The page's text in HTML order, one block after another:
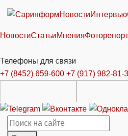
НовостиИнтервью
НовостиСтатьиМнения
Телефоны для связи
+7 (8452) 659-600 +7 (917) 982-81-